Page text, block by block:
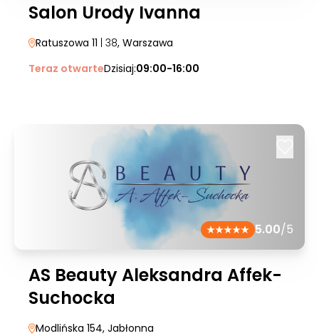
Salon Urody Ivanna
Ratuszowa 11 | 38, Warszawa
Teraz otwarteDzisiaj:09:00-16:00
5.00/5
AS Beauty Aleksandra Affek-
Suchocka
Modlińska 154, Jabłonna